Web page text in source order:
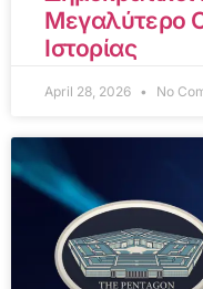
Μεγαλύτερο
Ιστορίας
April 28, 2026 No